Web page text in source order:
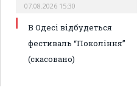
07.08.2026 15:30
В Одесі відбудеться
фестиваль “Покоління”
(скасовано)